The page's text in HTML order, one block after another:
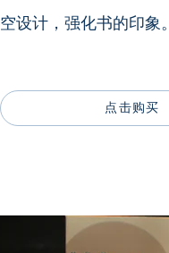
空设计，强化书的印象。
点击购买